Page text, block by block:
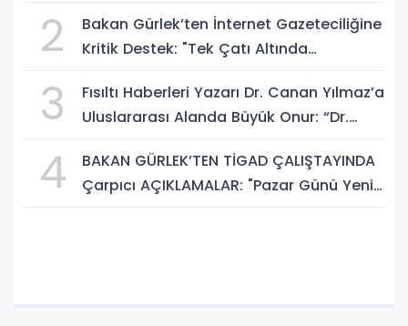
2
Bakan Gürlek’ten İnternet Gazeteciliğine
Kritik Destek: "Tek Çatı Altında
Hazırız"
3
Fısıltı Haberleri Yazarı Dr. Canan Yılmaz’a
Uluslararası Alanda Büyük Onur: “Dr.
4
BAKAN GÜRLEK’TEN TİGAD ÇALIŞTAYINDA
Çarpıcı AÇIKLAMALAR: "Pazar Günü Yeni